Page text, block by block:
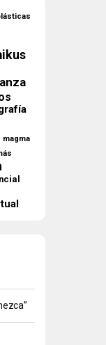
magma